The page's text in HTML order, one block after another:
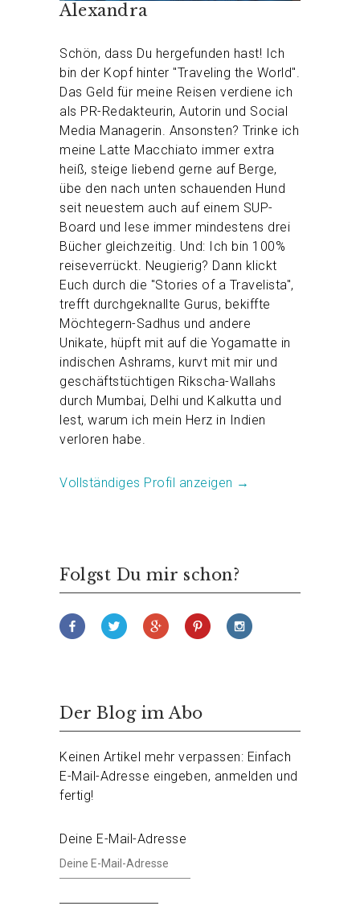
Alexandra
Schön, dass Du hergefunden hast! Ich
bin der Kopf hinter "Traveling the World".
Das Geld für meine Reisen verdiene ich
als PR-Redakteurin, Autorin und Social
Media Managerin. Ansonsten? Trinke ich
meine Latte Macchiato immer extra
heiß, steige liebend gerne auf Berge,
übe den nach unten schauenden Hund
seit neuestem auch auf einem SUP-
Board und lese immer mindestens drei
Bücher gleichzeitig. Und: Ich bin 100%
reiseverrückt. Neugierig? Dann klickt
Euch durch die "Stories of a Travelista",
trefft durchgeknallte Gurus, bekiffte
Möchtegern-Sadhus und andere
Unikate, hüpft mit auf die Yogamatte in
indischen Ashrams, kurvt mit mir und
geschäftstüchtigen Rikscha-Wallahs
durch Mumbai, Delhi und Kalkutta und
lest, warum ich mein Herz in Indien
verloren habe.
Vollständiges Profil anzeigen →
Folgst Du mir schon?
Der Blog im Abo
Keinen Artikel mehr verpassen: Einfach
E-Mail-Adresse eingeben, anmelden und
fertig!
Deine E-Mail-Adresse